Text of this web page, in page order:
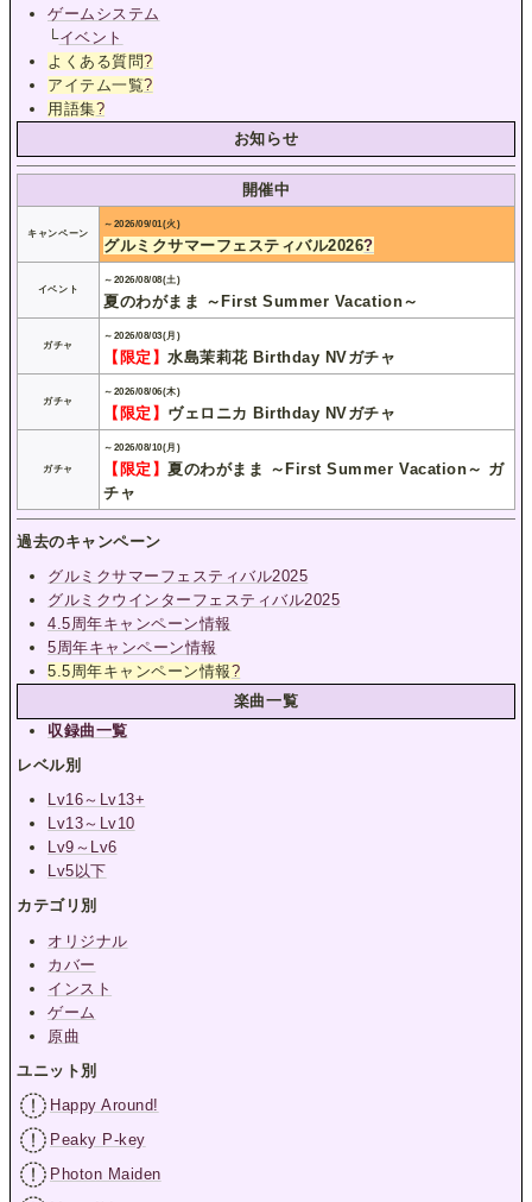
ゲームシステム
└イベント
よくある質問?
アイテム一覧?
用語集?
お知らせ
開催中
キャンペーン
～2026/09/01(火)
グルミクサマーフェスティバル2026?
イベント
～2026/08/08(土)
夏のわがまま ～First Summer Vacation～
ガチャ
～2026/08/03(月)
【限定】水島茉莉花 Birthday NVガチャ
ガチャ
～2026/08/06(木)
【限定】 ヴェロニカ Birthday NVガチャ
ガチャ
～2026/08/10(月)
【限定】夏のわがまま ～First Summer Vacation～ ガ
チャ
過去のキャンペーン
グルミクサマーフェスティバル2025
グルミクウインターフェスティバル2025
4.5周年キャンペーン情報
5周年キャンペーン情報
5.5周年キャンペーン情報?
楽曲一覧
収録曲一覧
レベル別
Lv16～Lv13+
Lv13～Lv10
Lv9～Lv6
Lv5以下
カテゴリ別
オリジナル
カバー
インスト
ゲーム
原曲
ユニット別
Happy Around!
Peaky P-key
Photon Maiden